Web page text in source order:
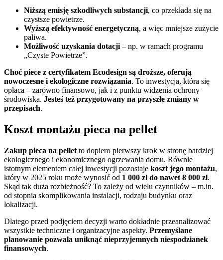
Niższą emisję szkodliwych substancji, co przekłada się na
czystsze powietrze.
Wyższą efektywność energetyczną, a więc mniejsze zużycie
paliwa.
Możliwość uzyskania dotacji – np. w ramach programu
„Czyste Powietrze”.
Choć piece z certyfikatem Ecodesign są droższe, oferują
nowoczesne i ekologiczne rozwiązania. To inwestycja, która się
opłaca – zarówno finansowo, jak i z punktu widzenia ochrony
środowiska. Jesteś też przygotowany na przyszłe zmiany w
przepisach.
Koszt montażu pieca na pellet
Zakup pieca na pellet to dopiero pierwszy krok w stronę bardziej
ekologicznego i ekonomicznego ogrzewania domu. Równie
istotnym elementem całej inwestycji pozostaje koszt jego montażu,
który w 2025 roku może wynosić od 1 000 zł do nawet 8 000 zł.
Skąd tak duża rozbieżność? To zależy od wielu czynników – m.in.
od stopnia skomplikowania instalacji, rodzaju budynku oraz
lokalizacji.
Dlatego przed podjęciem decyzji warto dokładnie przeanalizować
wszystkie techniczne i organizacyjne aspekty. Przemyślane
planowanie pozwala uniknąć nieprzyjemnych niespodzianek
finansowych.